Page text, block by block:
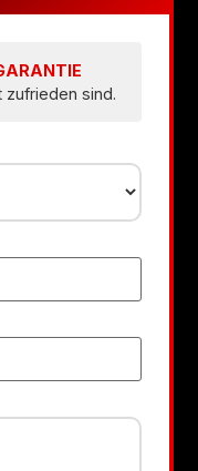
zufrieden sind.